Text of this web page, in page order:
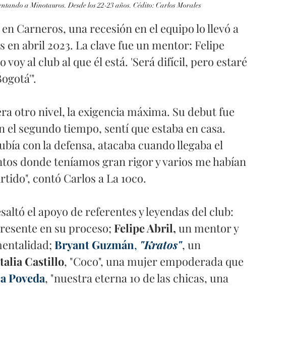
a Minotauros. Desde los 22-23 años. Cédito: Carlos Morales
Carneros, una recesión en el equipo lo llevó a
en abril 2023. La clave fue un mentor: Felipe
voy al club al que él está. 'Será difícil, pero estaré
otro nivel, la exigencia máxima. Su debut fue
el segundo tiempo, sentí que estaba en casa.
con la defensa, atacaba cuando llegaba el
donde teníamos gran rigor y varios me habían
contó Carlos a La 10co.
el apoyo de referentes y leyendas del club:
en su proceso; Felipe Abril, un mentor y
Bryant Guzmán, "Kratos", un
Castillo, "Coco", una mujer empoderada que
Poveda, "nuestra eterna 10 de las chicas, una